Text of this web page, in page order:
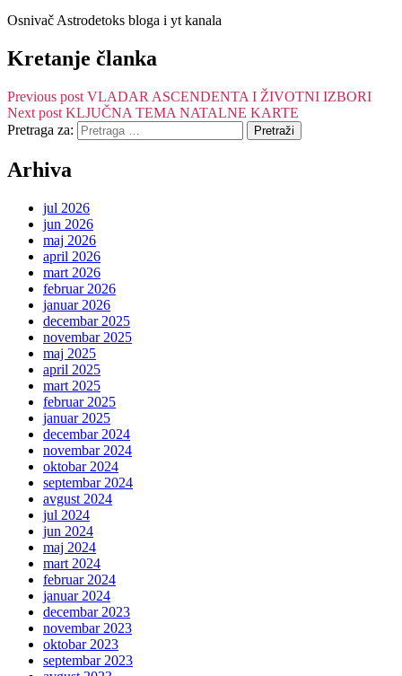
Osnivač Astrodetoks bloga i yt kanala
Kretanje članka
Previous post VLADAR ASCENDENTA I ŽIVOTNI IZBORI
Next post KLJUČNA TEMA NATALNE KARTE
Pretraga za:
Arhiva
jul 2026
jun 2026
maj 2026
april 2026
mart 2026
februar 2026
januar 2026
decembar 2025
novembar 2025
maj 2025
april 2025
mart 2025
februar 2025
januar 2025
decembar 2024
novembar 2024
oktobar 2024
septembar 2024
avgust 2024
jul 2024
jun 2024
maj 2024
mart 2024
februar 2024
januar 2024
decembar 2023
novembar 2023
oktobar 2023
septembar 2023